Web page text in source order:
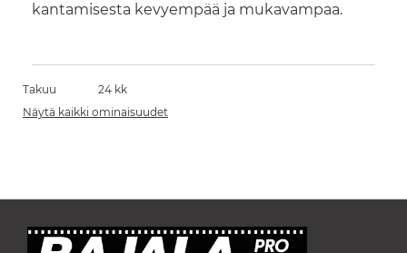
kantamisesta kevyempää ja mukavampaa.
Takuu
24 kk
Näytä kaikki ominaisuudet